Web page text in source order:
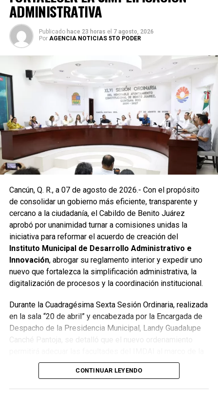
Posteriormente, en la Supermanzana 238, se atendió la
solicitud de vecinos mediante el desazolve de un pozo
pluvial localizado en el cruce de la Calle 53 con Calle 112.
Con apoyo de una máquina perforadora y una unidad
Vactor, se liberó el captador para prevenir
encharcamientos y mejorar el flujo hidráulico, lo que fue
reconocido por la comunidad como una respuesta
oportuna del gobierno municipal.
se reconstruyó la losa de bóveda y se instaló una nueva
rejilla en un pozo dañado por el tránsito de vehículos
pesados. De manera simultánea, se recuperó un espacio
público utilizado como basurero clandestino, del cual se
han retirado aproximadamente 150 toneladas de
escombros, cacharros y desechos vegetales. Se estima
que el saneamiento concluirá en dos días.
Finalmente, las Unidades Verdes de SIRESOL Cancún
convertirse en punto de disposición ilegal de basura. El
Ayuntamiento exhortó a la ciudadanía a reportar estas
prácticas y sumarse al esfuerzo colectivo para mantener
un Cancún limpio y con prosperidad compartida.
Fuente: 5to Poder Agencia de Noticias
ADMINISTRATIVA
Publicado hace 23 horas el 7 agosto, 2026
Por AGENCIA NOTICIAS 5TO PODER
Cancún, Q. R., a 07 de agosto de 2026.- Con el propósito
de consolidar un gobierno más eficiente, transparente y
cercano a la ciudadanía, el Cabildo de Benito Juárez
aprobó por unanimidad turnar a comisiones unidas la
iniciativa para reformar el acuerdo de creación del
Instituto Municipal de Desarrollo Administrativo e
Innovación, abrogar su reglamento interior y expedir uno
nuevo que fortalezca la simplificación administrativa, la
digitalización de procesos y la coordinación institucional.
Durante la Cuadragésima Sexta Sesión Ordinaria, realizada
en la sala “20 de abril” y encabezada por la Encargada de
Despacho de la Presidencia Municipal, Landy Guadalupe
Canché Pantoja, se detalló que el nuevo ordenamiento
Ley Nacional para Eliminar Trámites Burocráticos
mediante la instauración de la Autoridad Municipal de
Simplificación y Digitalización. Con ello, se busca agilizar
CONTINUAR LEYENDO